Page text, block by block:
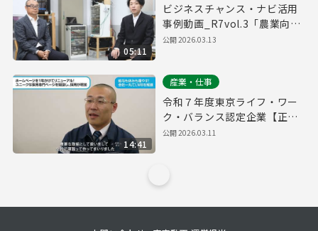
05:11
ビジネスチャンス・ナビ活用
事例動画_R7vol.3「農業向け
システム開発の協業先を探す
公開2026.03.13
14:41
産業・仕事
令和７年度東京ライフ・ワー
ク・バランス認定企業【正和
興業株式会社】大賞
公開2026.03.11